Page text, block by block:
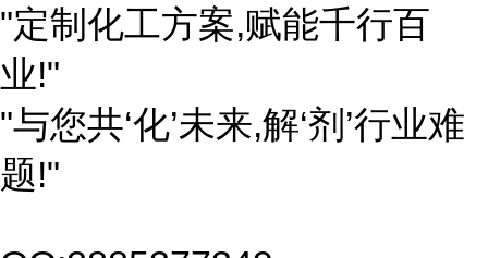
"定制化工方案,赋能千行百
业!"
"与您共‘化’未来,解‘剂’行业难
题!"